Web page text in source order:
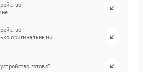
оригинальными
готово?